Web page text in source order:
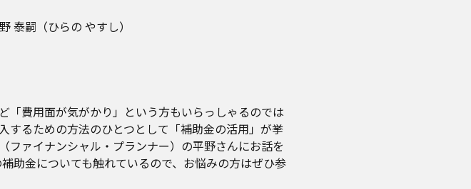
泰嗣（ひらの やすし）
「費用面が気がかり」という方もいらっしゃるのでは
するための方法のひとつとして「補助金の活用」が挙
ファイナンシャル・プランナー）の平野さんにお話を
助金についても触れているので、お悩みの方はぜひ参